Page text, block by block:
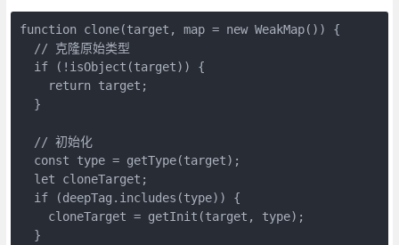
function clone(target, map = new WeakMap()) {
  // 克隆原始类型
  if (!isObject(target)) {
    return target;
  }
  // 初始化
  const type = getType(target);
  let cloneTarget;
  if (deepTag.includes(type)) {
    cloneTarget = getInit(target, type);
  }